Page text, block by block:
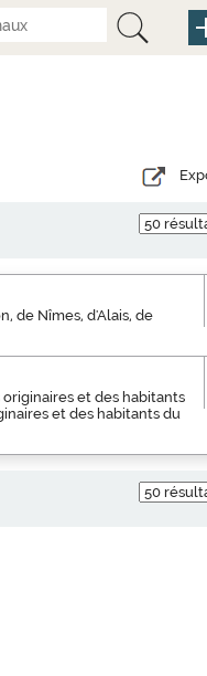
de Nîmes, d'Alais, de
et des habitants
et des habitants du